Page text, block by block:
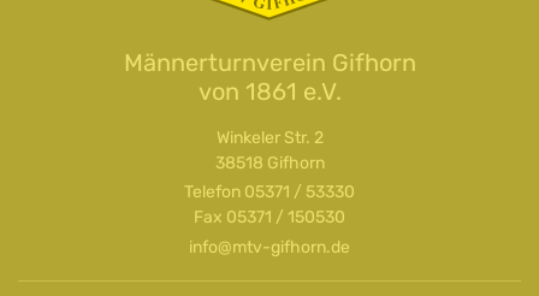
Männerturnverein Gifhorn
von 1861 e.V.
Winkeler Str. 2
38518 Gifhorn
Telefon 05371 / 53330
Fax 05371 / 150530
info@mtv-gifhorn.de